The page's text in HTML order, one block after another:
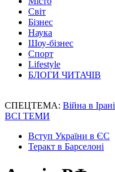
Світ
Бізнес
Наука
Шоу-бізнес
Спорт
Lifestyle
БЛОГИ ЧИТАЧІВ
СПЕЦТЕМА: Війна в Ірані
ВСІ ТЕМИ
Вступ України в ЄС
Теракт в Барселоні